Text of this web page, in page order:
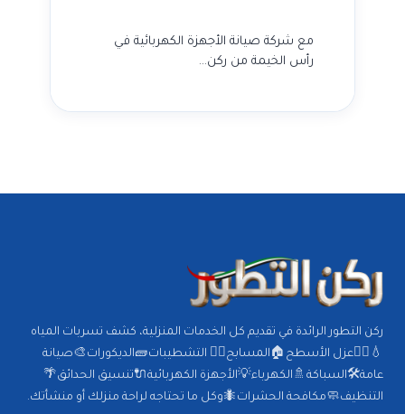
مع شركة صيانة الأجهزة الكهربائية في
رأس الخيمة من ركن…
ركن التطور الرائدة في تقديم كل الخدمات المنزلية، كشف تسربات المياه
💧🕵️‍♂️عزل الأسطح🏠المسابح🏊‍♂️ التشطيبات🧱الديكورات🎨صيانة
عامة🛠️السباكة🚿الكهرباء💡الأجهزة الكهربائية🔌تنسيق الحدائق🌴
التنظيف🧼مكافحة الحشرات🐜وكل ما تحتاجه لراحة منزلك أو منشأتك.